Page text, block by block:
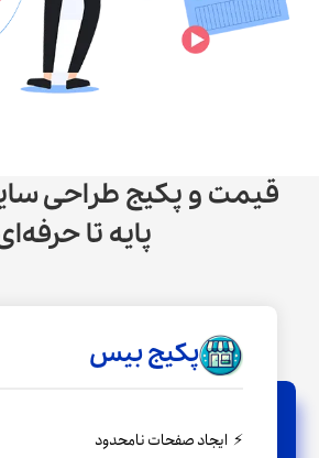
قیمت و پکیج طراحی
پایه تا
پکیج بیس
ایجاد صفحات نامحدود